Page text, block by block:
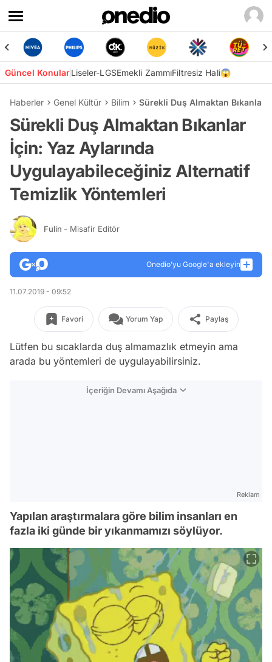
Güncel KonularLiseler-LGSEmekli ZammıFiltresiz Hali😱
Haberler Genel Kültür Bilim Sürekli Duş Almaktan Bıkanlar
Sürekli Duş Almaktan Bıkanlar
İçin: Yaz Aylarında
Uygulayabileceğiniz Alternatif
Temizlik Yöntemleri
Fulin - Misafir Editör
Onedio’yu Google'a ekleyin
11.07.2019 - 09:52
Favori Yorum Yap Paylaş
Lütfen bu sıcaklarda duş almamazlık etmeyin ama
arada bu yöntemleri de uygulayabilirsiniz.
İçeriğin Devamı Aşağıda
Reklam
Yapılan araştırmalara göre bilim insanları en
fazla iki günde bir yıkanmamızı söylüyor.